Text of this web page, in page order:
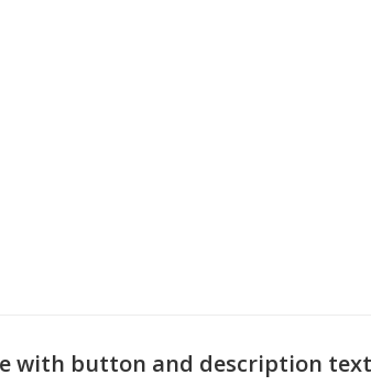
with button and description text